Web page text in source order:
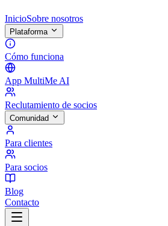
InicioSobre nosotros
Plataforma
Cómo funciona
App MultiMe AI
Reclutamiento de socios
Comunidad
Para clientes
Para socios
Blog
Contacto